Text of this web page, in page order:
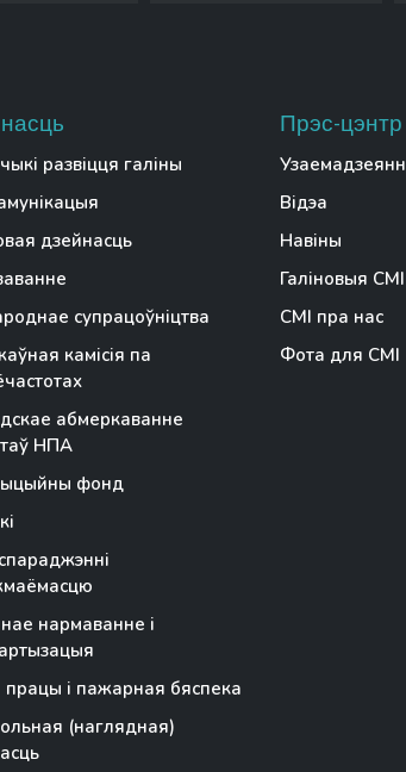
развіцця галіны
дзейнасць
супрацоўніцтва
камісія па
абмеркаванне
НПА
фонд
нармаванне і
працы і пажарная бяспека
(наглядная)
Прэс-цэнтр
Відэа
Навіны
Галіновыя СМІ
СМІ пра нас
Фота для СМІ